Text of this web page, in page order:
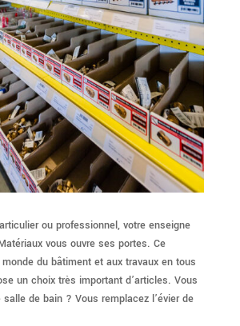
ou professionnel, votre enseigne
vous ouvre ses portes. Ce
du bâtiment et aux travaux en tous
un choix très important d’articles. Vous
salle de bain ? Vous remplacez l’évier de